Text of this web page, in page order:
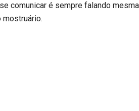
comunicar é sempre falando